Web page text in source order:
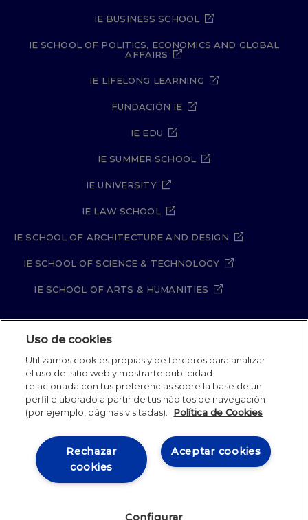
IE BUSINESS SCHOOL
IE SCHOOL OF POLITICS, ECONOMICS AND GLOBAL
AFFAIRS
IE LIFELONG LEARNING
FUNDACIÓN IE
IE EDU
IE SUMMER SCHOOL
IE UNIVERSITY
IE LAW SCHOOL
IE SCHOOL OF ARCHITECTURE AND DESIGN
IE SCHOOL OF SCIENCE & TECHNOLOGY
IE SCHOOL OF ARTS & HUMANITIES
Aviso legal
Política de Cookies
Política de seguridad
Student Academic Standards
Canal Compliance
Site Map
IE University 2026
Uso de cookies
Utilizamos cookies propias y de terceros para analizar
el uso del sitio web y mostrarte publicidad
relacionada con tus preferencias sobre la base de un
perfil elaborado a partir de tus hábitos de navegación
(por ejemplo, páginas visitadas).
Política de Cookies
Aceptar cookies
Rechazar
cookies
Configurar